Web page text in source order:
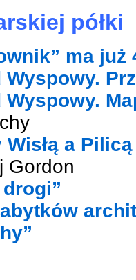
półki
ma
Wyspowy.
Wyspowy.
Wisłą a
Gordon